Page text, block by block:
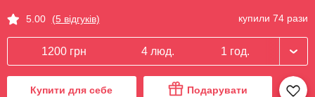
5.00 (5 відгуків) купили 74 рази
1200 грн 4 люд. 1 год.
Купити для себе Подарувати